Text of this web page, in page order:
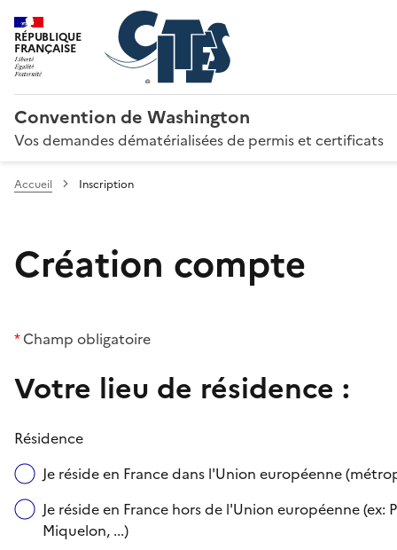
RÉPUBLIQUE
FRANÇAISE
Convention de Washington
Vos demandes dématérialisées de permis et certificats
Accueil Inscription
Création compte
*Champ obligatoire
Votre lieu de résidence :
Résidence
Je réside en France dans l'Union européenne
Je réside en France hors de l'Union européenne
Miquelon, ...)